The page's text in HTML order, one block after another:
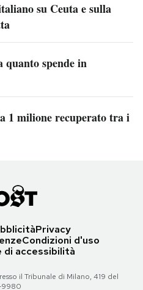
su Ceuta e sulla
quanto spende in
1 milione recuperato tra i
Privacy
Condizioni d'uso
di accessibilità
il Tribunale di Milano, 419 del
9980